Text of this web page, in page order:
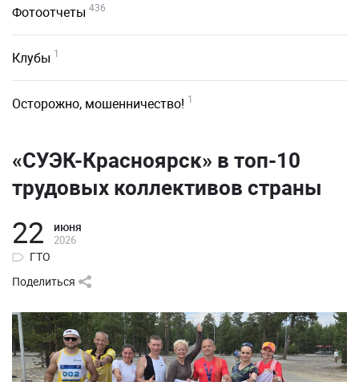
Фотоотчеты 436
Клубы 1
Осторожно, мошенничество! 1
«СУЭК-Красноярск» в топ-10
трудовых коллективов страны
22 июня
2026
ГТО
Поделиться